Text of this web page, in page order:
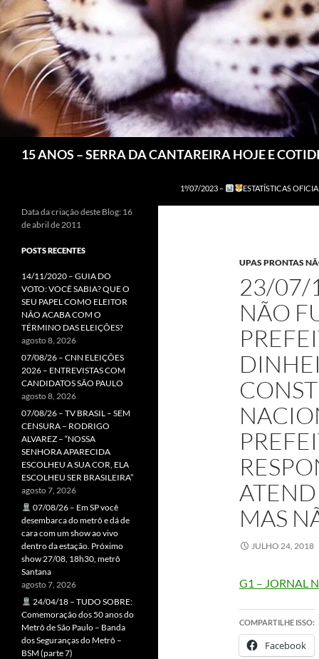
15 ANOS – SERRA DA CANTAREIRA HOJE E
1º/07/2023 – ESTATÍSTICAS
UPAS PRONTAS
23/07/
NÃO
MAS
JULHO 24, 2018
G1 – JORNAL
COMPARTILHE ISSO:
Facebook
Data da criação deste Blog: 16
de abril de 2011
POSTS RECENTES
14/11/2020 – GUIA DO
VOTO: VOCÊ SABIA? QUE O
SEU PAPEL COMO ELEITOR
NÃO ACABA COM O
TÉRMINO DAS ELEIÇÕES?
agosto 8, 2026
07/08/26 – CNN ELEIÇÕES
2026 – ENTREVISTAS COM
CANDIDATOS SÃO PAULO
agosto 8, 2026
07/08/26 – TV BRASIL – SEM
CENSURA – RODRIGO
ALVAREZ – “NOSSA
SENHORA APARECIDA
ESCOLHEU A SUA COR, ELA
ESCOLHEU SER BRASILEIRA”
agosto 7, 2026
07/08/26 – Em SP você
desembarca do metrô e dá de
cara com um show ao vivo
dentro da estação. Próximo
show 27/08, 18h30, metrô
Santana
agosto 7, 2026
24/04/18 – TUDO SOBRE:
Comemoração dos 50 anos do
Metrô de São Paulo – Banda
dos Seguranças do Metrô –
BSM (parte 7)